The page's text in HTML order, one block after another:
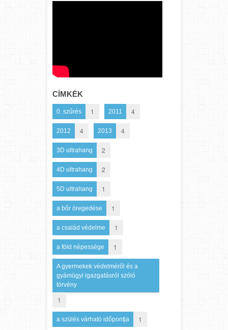
CÍMKÉK
0. szűrés 1 2011 4
2012 4 2013 4
3D ultrahang 2
4D ultrahang 2
5D ultrahang 1
a bőr öregedése 1
a család védelme 1
a föld népessége 1
A gyermekek védelméről és a
gyámügyi igazgatásról szóló
törvény
1
a szülés várható időpontja 1